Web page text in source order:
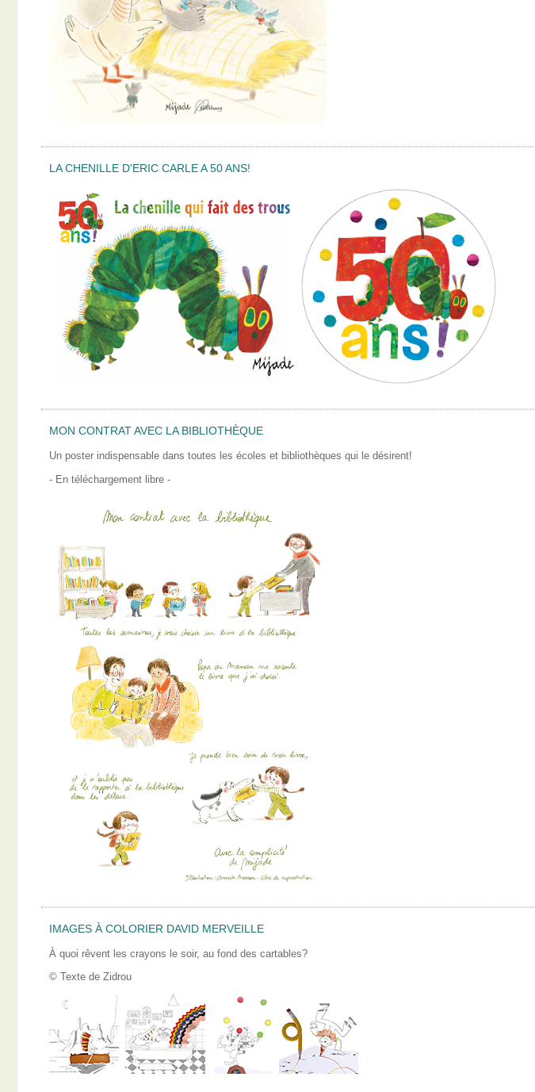
LA CHENILLE D'ERIC CARLE A 50 ANS!
MON CONTRAT AVEC LA BIBLIOTHÈQUE
Un poster indispensable dans toutes les écoles et bibliothèques qui le désirent!
- En téléchargement libre -
IMAGES À COLORIER DAVID MERVEILLE
À quoi rêvent les crayons le soir, au fond des cartables?
© Texte de Zidrou